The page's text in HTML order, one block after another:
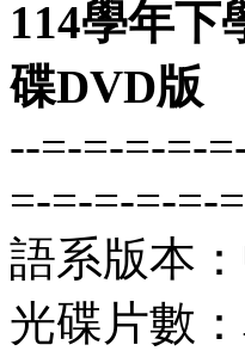
114學年下
碟DVD版
--=-=-=-=-
=-=-=-=-=-
語系版本
光碟片數